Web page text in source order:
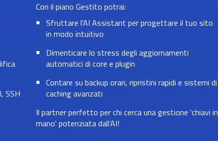
SSH
Con il piano Gestito potrai:
Sfruttare l'AI Assistant per progettare il tuo sito
in modo intuitivo
Dimenticare lo stress degli aggiornamenti
automatici di core e plugin
Contare su backup orari, ripristini rapidi e sistemi di
caching avanzati
Il partner perfetto per chi cerca una gestione 'chiavi in
mano' potenziata dall'AI!